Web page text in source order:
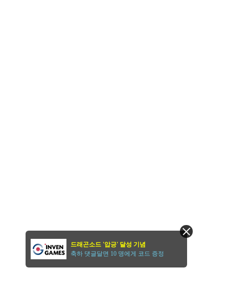
드래곤소드 '압긍' 달성 기념
축하 댓글달면 10 명에게 코드 증정